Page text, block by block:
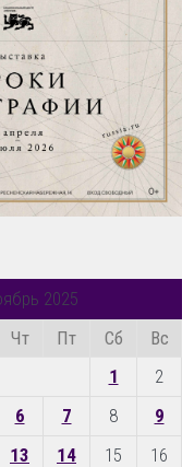
2025
Чт Пт Сб
Вс
1
2
6 7 8
9
13 14 15
16